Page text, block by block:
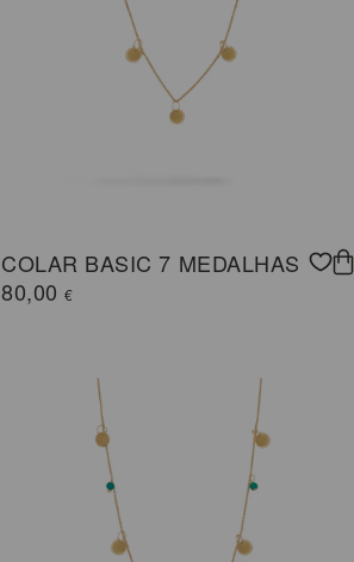
COLAR BASIC 7 MEDALHAS
80,00€